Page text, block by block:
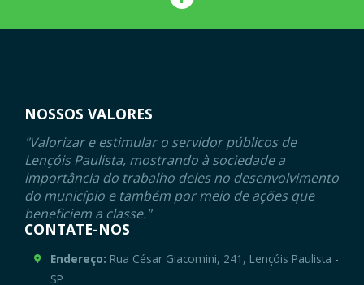
NOSSOS VALORES
"Valorizar e estimular o servidor públicos de
Lençóis Paulista, mostrando à sociedade a
importância do trabalho deles no desenvolvimento
do município e também por meio de ações que
beneficiem a classe."
CONTATE-NOS
Endereço: Rua César Giacomini, 241, Lençóis Paulista -
SP